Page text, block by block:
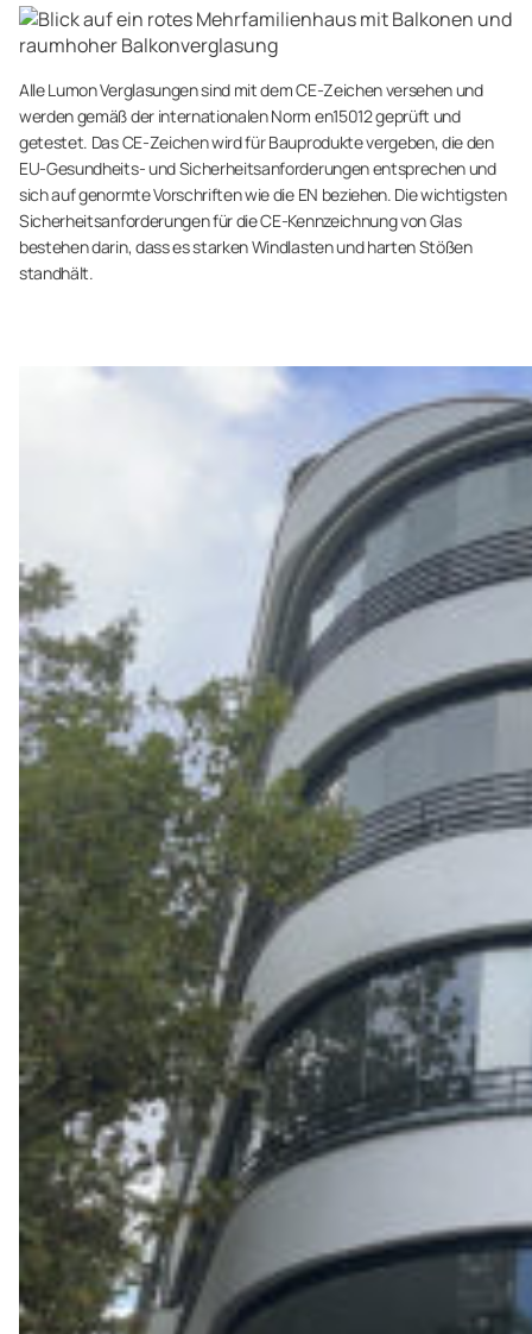
Alle Lumon Verglasungen sind mit dem CE-Zeichen versehen und
werden gemäß der internationalen Norm en15012 geprüft und
getestet. Das CE-Zeichen wird für Bauprodukte vergeben, die den
EU-Gesundheits- und Sicherheitsanforderungen entsprechen und
sich auf genormte Vorschriften wie die EN beziehen. Die wichtigsten
Sicherheitsanforderungen für die CE-Kennzeichnung von Glas
bestehen darin, dass es starken Windlasten und harten Stößen
standhält.